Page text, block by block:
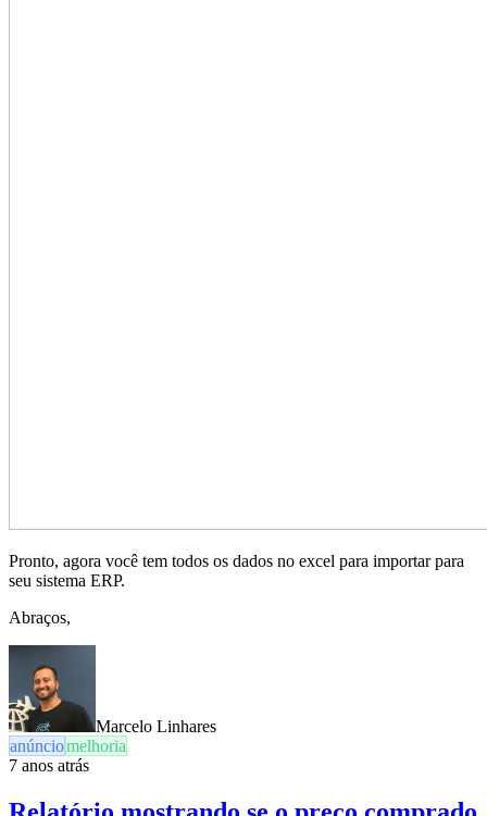
Pronto, agora você tem todos os dados no excel para importar para
seu sistema ERP.
Abraços,
Marcelo Linhares
anúnciomelhoria
7 anos atrás